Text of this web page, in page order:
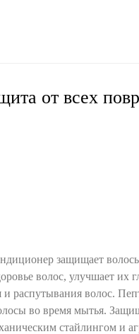
от всех
защищает
волос, улучшает их
и распутывания волос.
во время мытья.
стайлингом и